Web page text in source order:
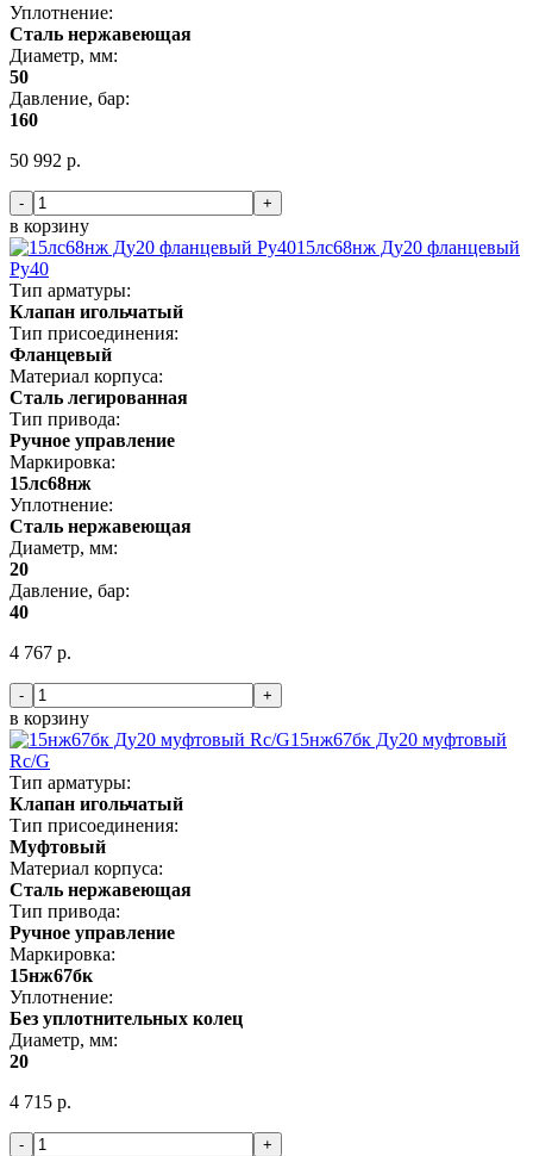
Уплотнение:
Сталь нержавеющая
Диаметр, мм:
50
Давление, бар:
160
50 992 р.
- +
в корзину
15лс68нж Ду20 фланцевый
Ру40
Тип арматуры:
Клапан игольчатый
Тип присоединения:
Фланцевый
Материал корпуса:
Сталь легированная
Тип привода:
Ручное управление
Маркировка:
15лс68нж
Уплотнение:
Сталь нержавеющая
Диаметр, мм:
20
Давление, бар:
40
4 767 р.
- +
в корзину
15нж67бк Ду20 муфтовый
Rc/G
Тип арматуры:
Клапан игольчатый
Тип присоединения:
Муфтовый
Материал корпуса:
Сталь нержавеющая
Тип привода:
Ручное управление
Маркировка:
15нж67бк
Уплотнение:
Без уплотнительных колец
Диаметр, мм:
20
4 715 р.
- +